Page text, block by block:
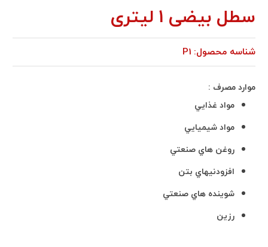
سطل بيضی 1 ليتری
شناسه محصول: P1
موارد مصرف :
مواد غذايي
مواد شيميايي
روغن هاي صنعتي
افزودنيهاي بتن
شوينده هاي صنعتي
رزين